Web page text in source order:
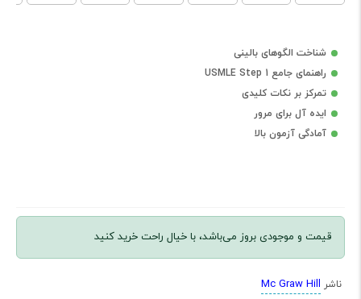
شناخت الگوهای بالینی
راهنمای جامع USMLE Step 1
تمرکز بر نکات کلیدی
ایده آل برای مرور
آمادگی آزمون بالا
قیمت و موجودی بروز می‌باشد، با خیال راحت خرید کنید
ناشر Mc Graw Hill